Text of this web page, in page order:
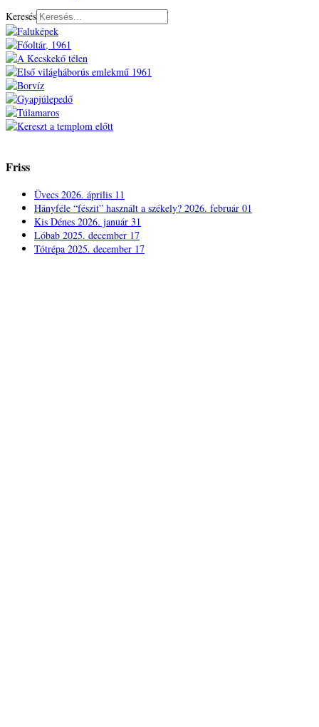
Keresés
Friss
Üvecs 2026. április 11
Hányféle “fészit” használt a székely? 2026. február 01
Kis Dénes 2026. január 31
Lóbab 2025. december 17
Tótrépa 2025. december 17